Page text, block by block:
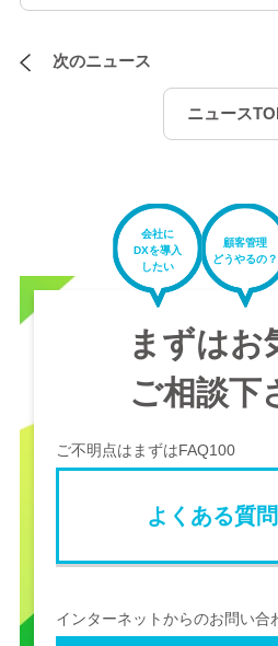
次のニュース
ニュース
会社に
DXを導入
したい
顧客管理
どうやるの？
まずはお
ご相談下
ご不明点はまずはFAQ100
よくある質
インターネットからのお問い合